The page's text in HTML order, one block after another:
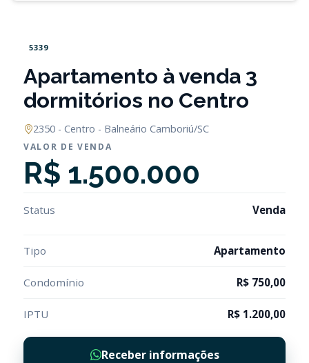
5339
Apartamento à venda 3
dormitórios no Centro
2350 - Centro - Balneário Camboriú/SC
VALOR DE VENDA
R$ 1.500.000
Status Venda
Tipo Apartamento
Condomínio R$ 750,00
IPTU R$ 1.200,00
Receber informações